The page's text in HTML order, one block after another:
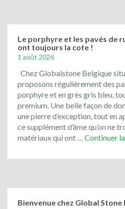
Le porphyre et les pavés de
ont toujours la cote !
1 août 2026
Chez Globalstone Belgique
proposons régulièrement des
porphyre et en grès gris bleu,
premium. Une belle façon de
une pierre d’exception, tout en
ce supplément d’âme qu’on ne
matériaux qui ont … Continuer
Bienvenue chez Global Stone